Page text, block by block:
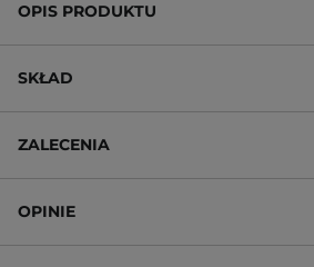
OPIS PRODUKTU
SKŁAD
ZALECENIA
OPINIE